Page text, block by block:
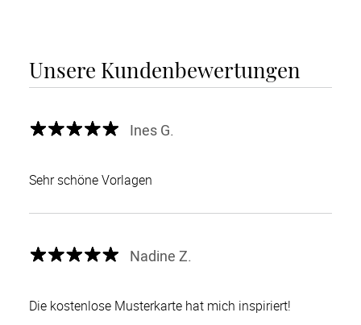
Unsere Kundenbewertungen
Ines G.
Sehr schöne Vorlagen
Nadine Z.
Die kostenlose Musterkarte hat mich inspiriert!